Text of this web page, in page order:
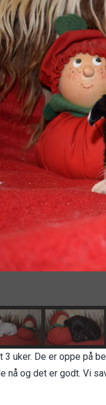
3 uker. De er oppe på
nå og det er godt. Vi